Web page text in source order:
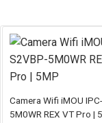
Camera Wifi iMOU
5M0WR REX VT Pro |